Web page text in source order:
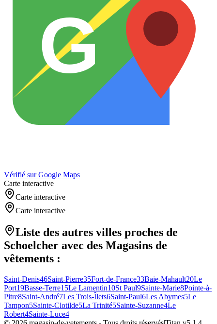
G
Vérifié sur Google Maps
Carte interactive
Carte interactive
Carte interactive
Liste des autres villes proches de
Schoelcher avec des Magasins de
vêtements :
Saint-Denis46Saint-Pierre35Fort-de-France33Baie-Mahault20Le
Port19Basse-Terre15Le Lamentin10St Paul9Sainte-Marie8Pointe-à-
Pitre8Saint-André7Les Trois-Îlets6Saint-Paul6Les Abymes5Le
Tampon5Sainte-Clotilde5La Trinité5Sainte-Suzanne4Le
Robert4Sainte-Luce4